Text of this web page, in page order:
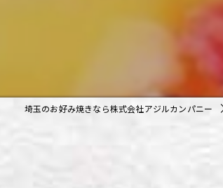
鉄板焼き
家族
埼玉のお好み焼きなら株式会社アジルカンパニー